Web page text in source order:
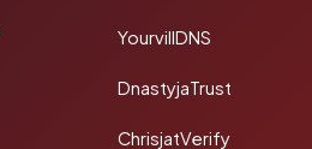
YourvillDNS
DnastyjaTrust
ChrisjatVerify